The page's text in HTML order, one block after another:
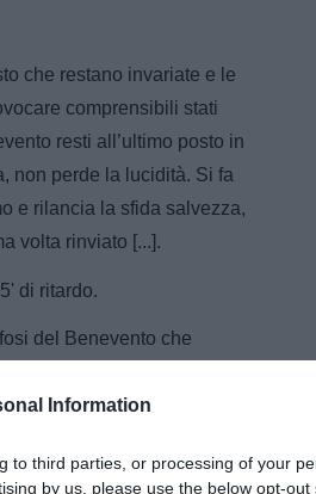
Information
to third parties, or processing of your
by us, please use the below opt-out
che restano invariate e le
comprensibili stati
resti all’ultimo posto in
non perde la lucidità. Si fa
e rilancia la sfida salvezza,
volta rinviato [...].
di ritardo.
del Benevento che
stadio ‘Barbera’.
scelto di raggiungere